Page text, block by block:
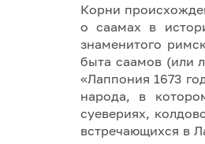
Корни
о саамах в
знаменитого
быта саамов (или
«Лаппония 1673
народа, в
суевериях,
встречающихся в